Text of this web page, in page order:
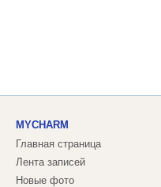
MYCHARM
Главная страница
Лента записей
Новые фото